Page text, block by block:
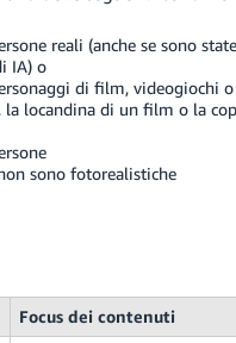
reali (anche se sono
IA) o
di film, videogiochi
la locandina di un film o la
sono fotorealistiche
Focus dei contenuti